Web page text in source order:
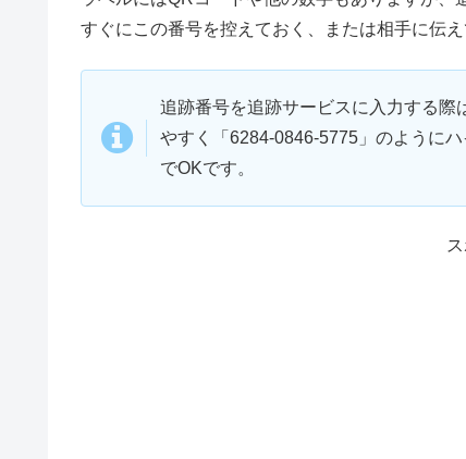
すぐにこの番号を控えておく、または相手に伝え
追跡番号を追跡サービスに入力する際
やすく「6284-0846-5775」のように
でOKです。